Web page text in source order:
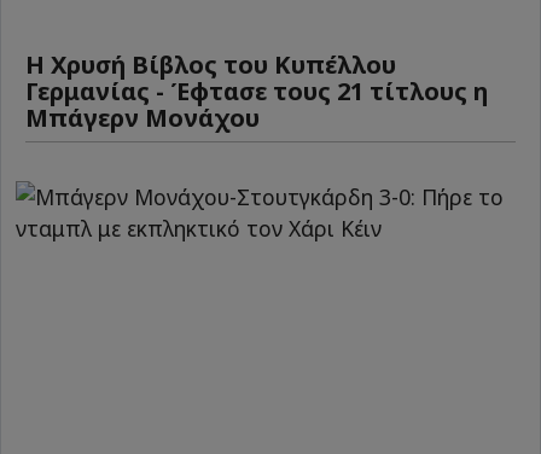
Η Χρυσή Βίβλος του Κυπέλλου
Γερμανίας - Έφτασε τους 21 τίτλους η
Μπάγερν Μονάχου